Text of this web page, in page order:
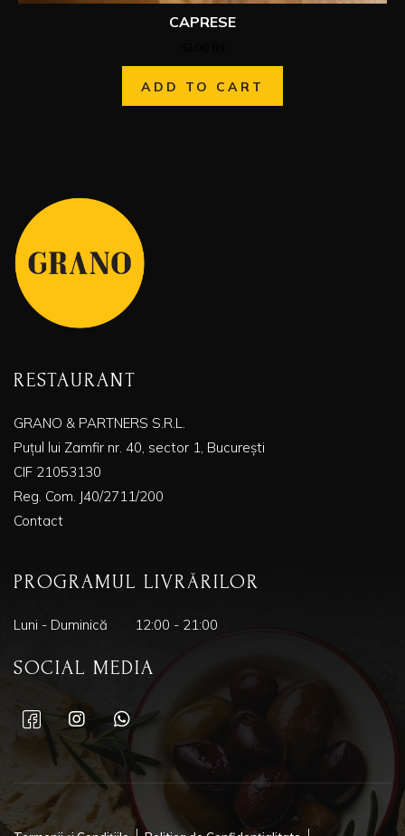
CAPRESE
ADD TO CART
RESTAURANT
GRANO & PARTNERS S.R.L.
Puțul lui Zamfir nr. 40, sector 1, București
CIF 21053130
Reg. Com. J40/2711/200
Contact
PROGRAMUL LIVRĂRILOR
Luni - Duminică 12:00 - 21:00
SOCIAL MEDIA